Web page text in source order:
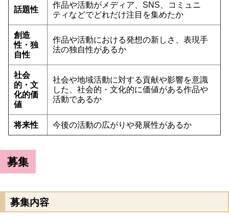
話題性
作品や活動がメディア、SNS、コミュニ
ティなどでどれだけ注目を集めたか
創造
性・独
自性
作品や活動における発想の新しさ、表現手
法の独自性があるか
社会
的・文
化的価
値
社会や地域活動に対する貢献や影響を意識
した、社会的・文化的に価値がある作品や
活動であるか
将来性 今後の活動の広がりや発展性があるか
募集
募集内容